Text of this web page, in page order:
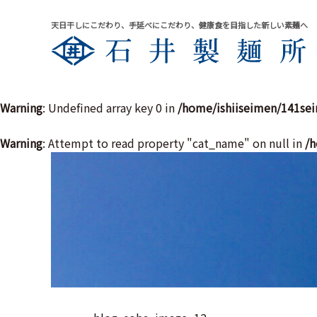
天日干しにこだわり、手延べにこだわり、健康食を目指した新しい素麺へ
Warning: Undefined array key 0 in /home/ishiiseimen/
Warning: Attempt to read property "cat_name" on null in /